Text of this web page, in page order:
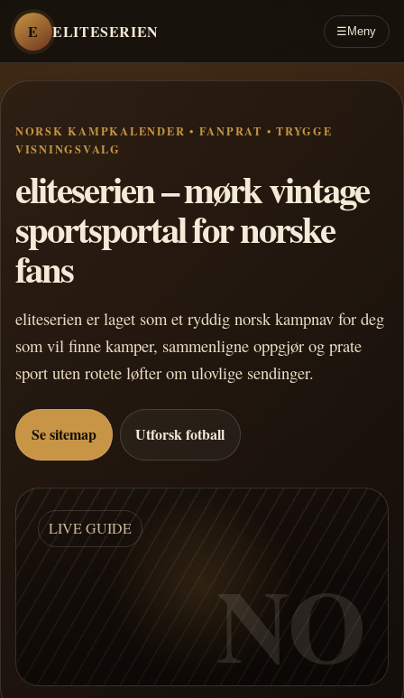
E ELITESERIEN ☰ Meny
NORSK KAMPKALENDER • FANPRAT • TRYGGE
VISNINGSVALG
eliteserien – mørk vintage
sportsportal for norske
fans
eliteserien er laget som et ryddig norsk kampnav for deg
som vil finne kamper, sammenligne oppgjør og prate
sport uten rotete løfter om ulovlige sendinger.
Se sitemap Utforsk fotball
LIVE GUIDE
NO